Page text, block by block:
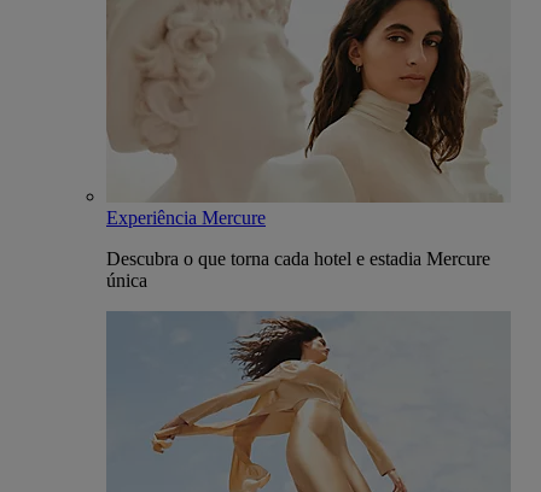
Experiência Mercure
Descubra o que torna cada hotel e estadia Mercure
única